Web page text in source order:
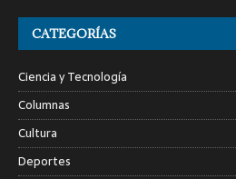
CATEGORÍAS
Ciencia y Tecnología
Columnas
Cultura
Deportes